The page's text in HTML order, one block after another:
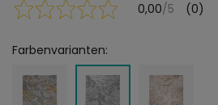
0,00/5 (0)
Farbenvarianten: